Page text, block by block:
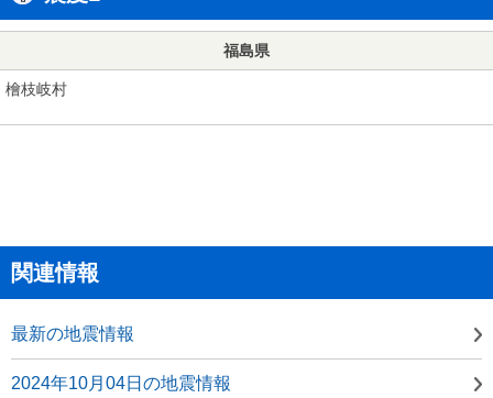
福島県
檜枝岐村
関連情報
最新の地震情報
2024年10月04日の地震情報